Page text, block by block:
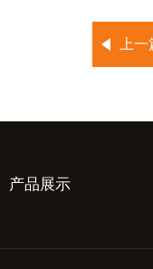
上
产品展示